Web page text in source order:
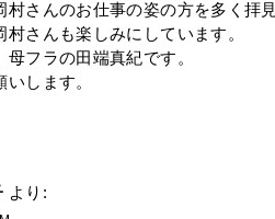
村さんのお仕事の姿の方を多く拝
さんも楽しみにしています。
フラの田端真紀です。
します。
より: